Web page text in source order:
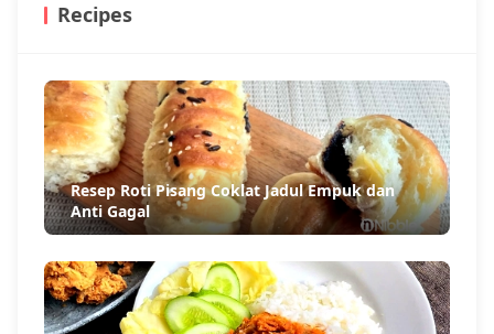
Recipes
Resep Roti Pisang Coklat Jadul Empuk dan
Anti Gagal